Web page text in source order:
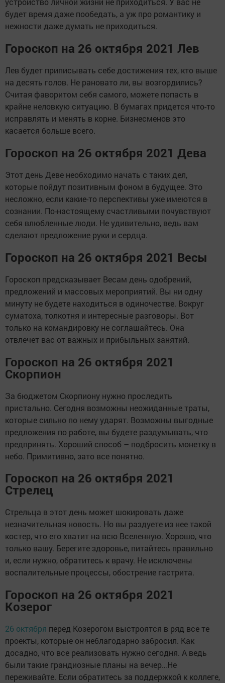
будет время даже пообедать, а уж про романтику и
нежности даже думать не приходиться.
Гороскоп на 26 октября 2021 Лев
Лев будет приписывать себе достижения тех, кто выше
на десять голов. Не рановато ли, вы возгордились?
Считая фаворитом себя самого, можете попасть в
крайне неловкую ситуацию. В бумагах придется что-то
исправлять и менять в корне. Бизнесменов это
касается больше всего.
Гороскоп на 26 октября 2021 Дева
Этот день Деве необходимо начать с таких дел,
которые пойдут позитивным фоном в будущее. Это
несложно, если какие-то перспективы уже имеются в
сознании. По-настоящему счастливыми почувствуют
себя влюбленные люди. Не удивительно, ведь вам
сделают предложение руки и сердца.
Гороскоп на 26 октября 2021 Весы
Гороскоп предсказывает Весам день одобрений,
предложений и массовых мероприятий. Вы ни одну
минуту не будете находиться в одиночестве. Вокруг
суматоха, толкотня и интересные разговоры. Вот
только на командировку не соглашайтесь. Она
отвлечет вас от важных и прибыльных занятий.
Гороскоп на 26 октября 2021
Скорпион
За бюджетом Скорпиону нужно проследить
пристально. Сегодня возможны неожиданные траты,
которые сильно по нему ударят. Возможны выгодные
предложения по работе, вы будете раздумывать, что
предпринять. Хороший способ – подбросить монетку в
небо. Примитивно, зато все понятно.
Гороскоп на 26 октября 2021
Стрелец
Стрельца в этот день может шокировать даже
незначительная новость. Но вы раздуете из нее такой
костер, что его хватит на всю Вселенную. Хорошо, что
только вашу. Берегите здоровье, питайтесь правильно
и, если нужно, обратитесь к врачу. Не исключены
воспалительные процессы, обострение гастрита.
Гороскоп на 26 октября 2021
Козерог
26 октября перед Козерогом выстроятся в ряд все те
проекты, которые он неблагодарно забросил. Как
досадно, что все реализовать нужно сегодня. А ведь
были такие грандиозные планы на вечер…Не
переживайте. Если обратитесь за поддержкой к коллеге,